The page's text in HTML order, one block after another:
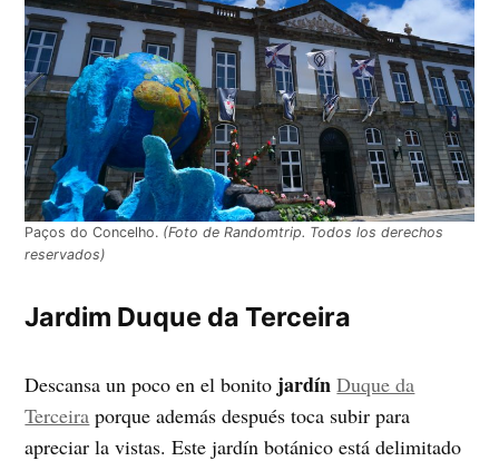
Paços do Concelho. (Foto de Randomtrip. Todos los derechos
reservados)
Jardim Duque da Terceira
Descansa un poco en el bonito jardín Duque da
Terceira porque además después toca subir para
apreciar la vistas. Este jardín botánico está delimitado